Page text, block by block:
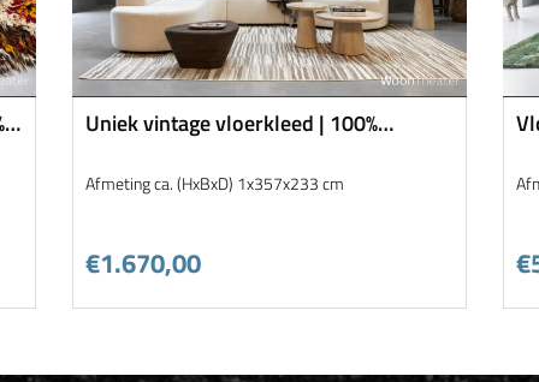
Uniek vintage vloerkleed | 100%
Afmeting ca. (HxBxD) 1x357x233 cm
€1.670,00